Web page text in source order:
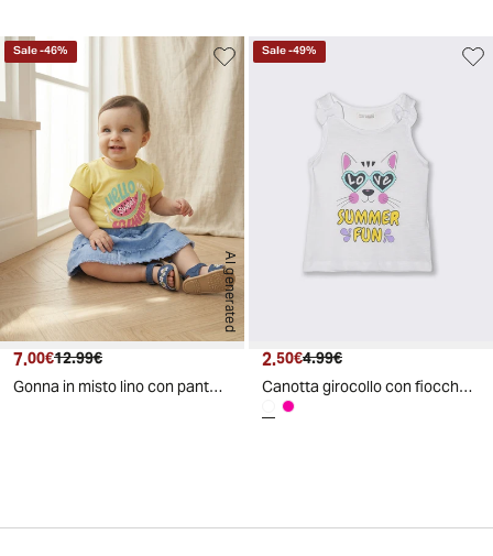
AI generated
Sale-46%
Prezzo attuale
7.00€ Prezzo originale
12.99€
Gonna in misto lino con pantaloncino interno - Azzurro
Sale-49%
Prezzo attuale
2.50€ Prezzo originale
4.99€
Canotta girocollo con fiocchetti estivi - Bianco